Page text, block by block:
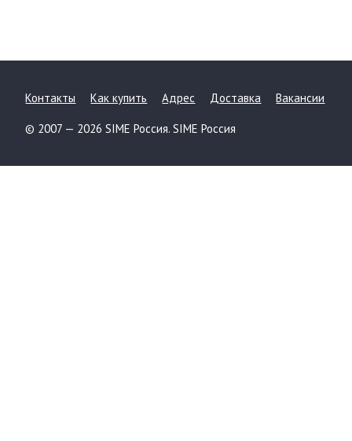
Контакты Как купить Адрес Доставка Вакансии
© 2007 — 2026 SIME Россия. SIME Россия